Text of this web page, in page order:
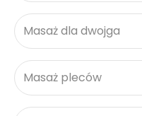
Masaż dla dwojga
Masaż pleców